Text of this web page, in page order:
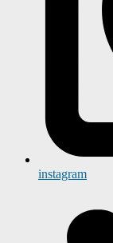
instagram